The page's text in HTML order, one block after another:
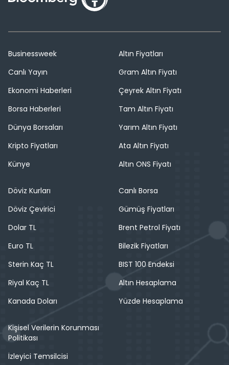
Businessweek
Canlı Yayın
Ekonomi Haberleri
Borsa Haberleri
Dünya Borsaları
Kripto Fiyatları
Künye
Altın Fiyatları
Gram Altın Fiyatı
Çeyrek Altın Fiyatı
Tam Altın Fiyatı
Yarım Altın Fiyatı
Ata Altın Fiyatı
Altın ONS Fiyatı
Döviz Kurları
Döviz Çevirici
Dolar TL
Euro TL
Sterin Kaç TL
Riyal Kaç TL
Kanada Doları
Canlı Borsa
Gümüş Fiyatları
Brent Petrol Fiyatı
Bilezik Fiyatları
BIST 100 Endeksi
Altın Hesaplama
Yüzde Hesaplama
Kişisel Verilerin Korunması
Politikası
İzleyici Temsilcisi